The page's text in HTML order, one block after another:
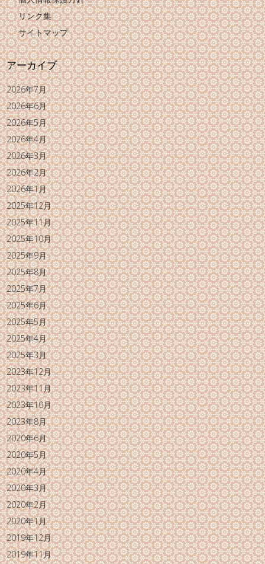
リンク集
サイトマップ
アーカイブ
2026年7月
2026年6月
2026年5月
2026年4月
2026年3月
2026年2月
2026年1月
2025年12月
2025年11月
2025年10月
2025年9月
2025年8月
2025年7月
2025年6月
2025年5月
2025年4月
2025年3月
2023年12月
2023年11月
2023年10月
2023年8月
2020年6月
2020年5月
2020年4月
2020年3月
2020年2月
2020年1月
2019年12月
2019年11月